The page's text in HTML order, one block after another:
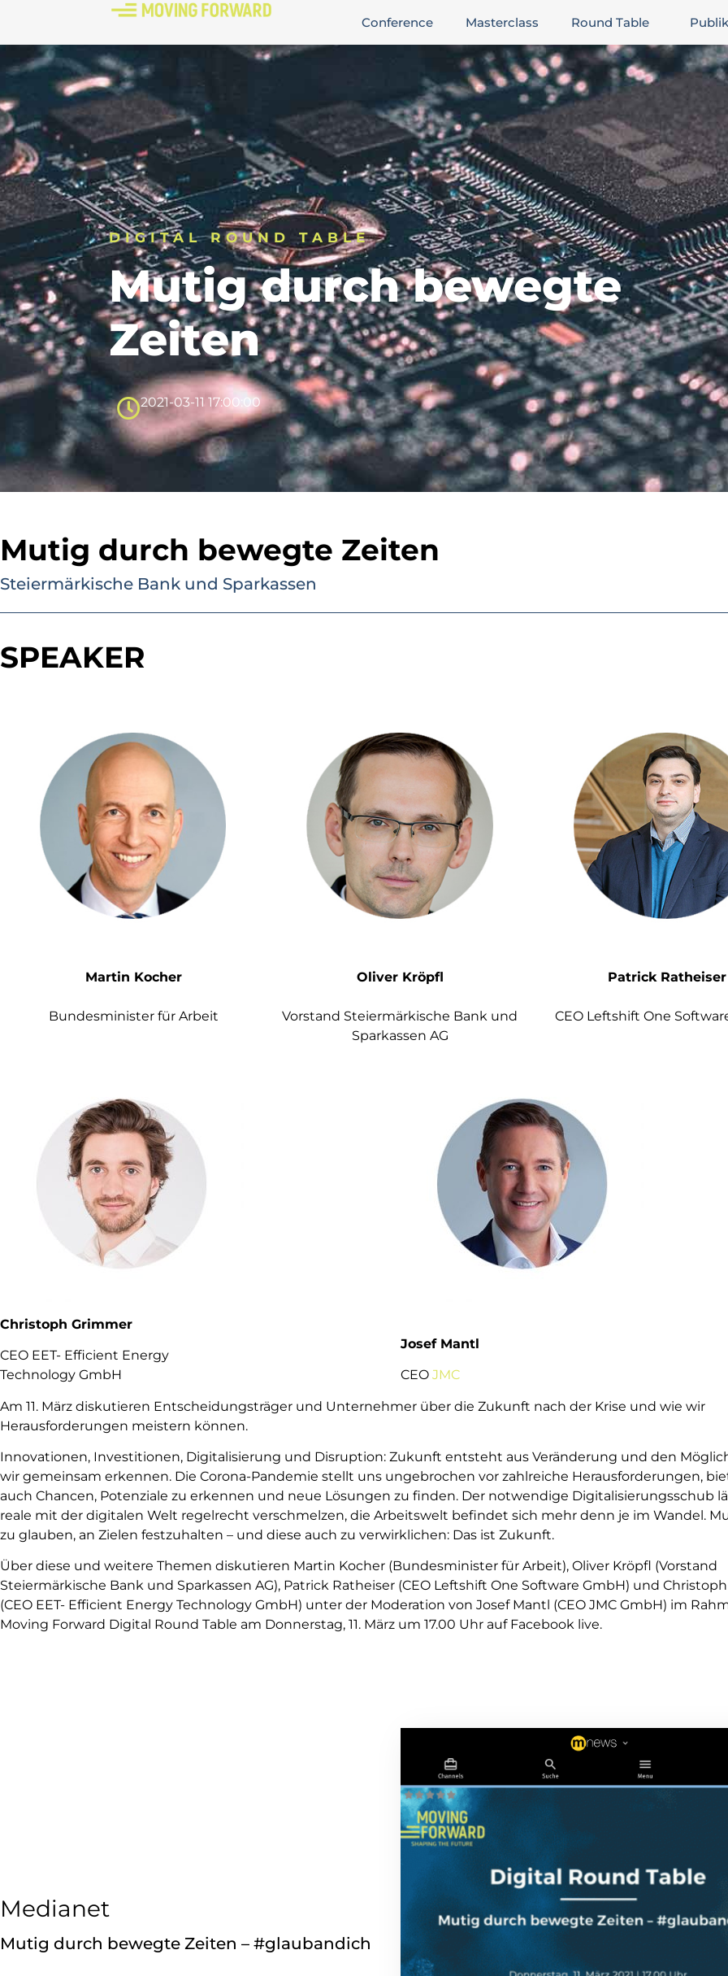
Conference Masterclass Round Table
DIGITAL ROUND TABLE
Mutig durch bewegte
Zeiten
2021-03-11 17:00:00
Mutig durch bewegte Zeiten
Steiermärkische Bank und Sparkassen
SPEAKER
Martin Kocher
Bundesminister für Arbeit
Oliver Kröpfl
Vorstand Steiermärkische Bank und
Sparkassen AG
Patrick Ratheiser
CEO Leftshift One
Christoph Grimmer
CEO EET- Efficient Energy
Technology GmbH
Josef Mantl
CEO JMC
Am 11. März diskutieren Entscheidungsträger und Unternehmer über die Zukunft nach der Krise und wie wir
Herausforderungen meistern können.
Innovationen, Investitionen, Digitalisierung und Disruption: Zukunft entsteht aus Veränderung und den
wir gemeinsam erkennen. Die Corona-Pandemie stellt uns ungebrochen vor zahlreiche Herausforderungen,
auch Chancen, Potenziale zu erkennen und neue Lösungen zu finden. Der notwendige Digitalisierungsschub
reale mit der digitalen Welt regelrecht verschmelzen, die Arbeitswelt befindet sich mehr denn je im Wandel.
zu glauben, an Zielen festzuhalten – und diese auch zu verwirklichen: Das ist Zukunft.
Über diese und weitere Themen diskutieren Martin Kocher (Bundesminister für Arbeit), Oliver Kröpfl (Vorstand
Steiermärkische Bank und Sparkassen AG), Patrick Ratheiser (CEO Leftshift One Software GmbH) und
(CEO EET- Efficient Energy Technology GmbH) unter der Moderation von Josef Mantl (CEO JMC GmbH) im
Moving Forward Digital Round Table am Donnerstag, 11. März um 17.00 Uhr auf Facebook live.
Medianet
Mutig durch bewegte Zeiten – #glaubandich